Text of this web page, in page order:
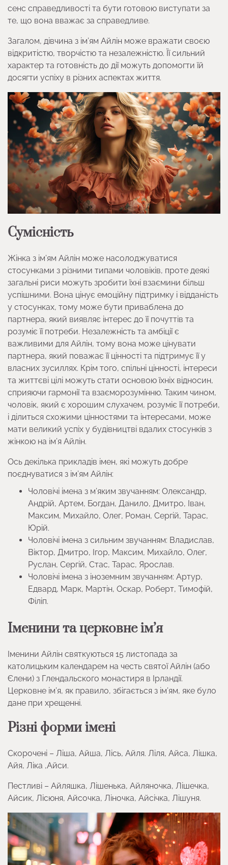
сенс справедливості та бути готовою виступати за
те, що вона вважає за справедливе.
Загалом, дівчина з ім’ям Айлін може вражати своєю
відкритістю, творчістю та незалежністю. Її сильний
характер та готовність до дії можуть допомогти їй
досягти успіху в різних аспектах життя.
Сумісність
Жінка з ім’ям Айлін може насолоджуватися
стосунками з різними типами чоловіків, проте деякі
загальні риси можуть зробити їхні взаємини більш
успішними. Вона цінує емоційну підтримку і відданість
у стосунках, тому може бути приваблена до
партнера, який виявляє інтерес до її почуттів та
розуміє її потреби. Незалежність та амбіції є
важливими для Айлін, тому вона може цінувати
партнера, який поважає її цінності та підтримує її у
власних зусиллях. Крім того, спільні цінності, інтереси
та життєві цілі можуть стати основою їхніх відносин,
сприяючи гармонії та взаєморозумінню. Таким чином,
чоловік, який є хорошим слухачем, розуміє її потреби,
і ділиться схожими цінностями та інтересами, може
мати великий успіх у будівництві вдалих стосунків з
жінкою на ім’я Айлін.
Ось декілька прикладів імен, які можуть добре
поєднуватися з ім’ям Айлін:
Чоловічі імена з м’яким звучанням: Олександр,
Андрій, Артем, Богдан, Данило, Дмитро, Іван,
Максим, Михайло, Олег, Роман, Сергій, Тарас,
Юрій.
Чоловічі імена з сильним звучанням: Владислав,
Віктор, Дмитро, Ігор, Максим, Михайло, Олег,
Руслан, Сергій, Стас, Тарас, Ярослав.
Чоловічі імена з іноземним звучанням: Артур,
Едвард, Марк, Мартін, Оскар, Роберт, Тимофій,
Філіп.
Іменини та церковне ім’я
Іменини Айлін святкуються 15 листопада за
католицьким календарем на честь святої Айлін (або
Єлени) з Глендальского монастиря в Ірландії.
Церковне ім’я, як правило, збігається з ім’ям, яке було
дане при хрещенні.
Різні форми імені
Скорочені – Ліша, Айша, Лісь, Айля. Ліля, Айса, Лішка,
Айя, Ліка ,Айси.
Пестливі – Айляшка, Лішенька, Айляночка, Лішечка,
Айсик, Лісюня, Айсочка, Ліночка, Айсічка, Лішуня.